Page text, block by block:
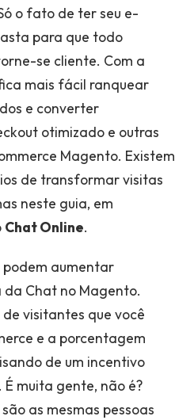
o fato de ter seu e-
para que todo
se cliente. Com a
mais fácil ranquear
e converter
otimizado e outras
Magento. Existem
de transformar visitas
neste guia, em
Chat Online.
podem aumentar
Chat no Magento.
visitantes que você
e a porcentagem
de um incentivo
muita gente, não é?
as mesmas pessoas